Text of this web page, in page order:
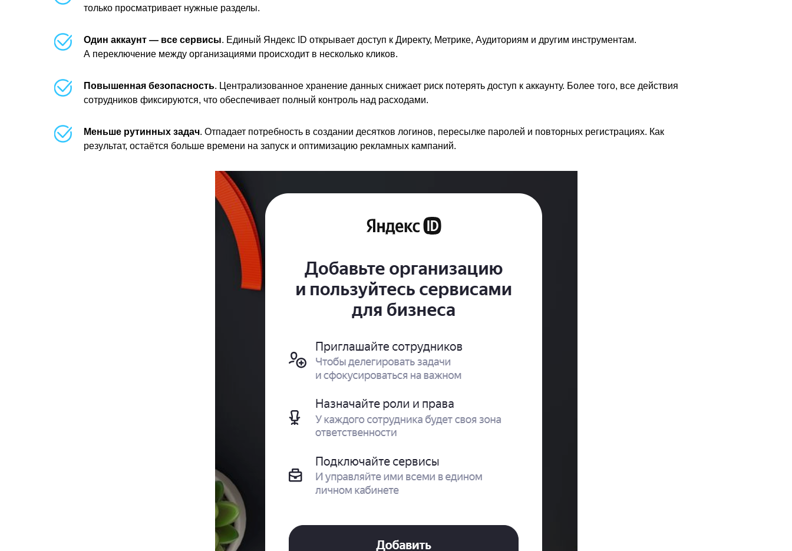
только просматривает нужные разделы.
Один аккаунт — все сервисы. Единый Яндекс ID открывает доступ к Директу, Метрике, Аудиториям и другим инструментам.
А переключение между организациями происходит в несколько кликов.
Повышенная безопасность. Централизованное хранение данных снижает риск потерять доступ к аккаунту. Более того, все действия
сотрудников фиксируются, что обеспечивает полный контроль над расходами.
Меньше рутинных задач. Отпадает потребность в создании десятков логинов, пересылке паролей и повторных регистрациях. Как
результат, остаётся больше времени на запуск и оптимизацию рекламных кампаний.